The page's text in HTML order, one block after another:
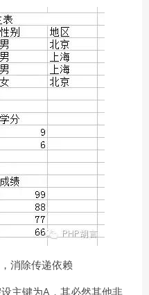
消除传递依赖
主键为A，其必然其他非